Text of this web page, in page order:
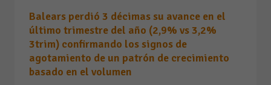
Balears perdió 3 décimas su avance en el
último trimestre del año (2,9% vs 3,2%
3trim) confirmando los signos de
agotamiento de un patrón de crecimiento
basado en el volumen